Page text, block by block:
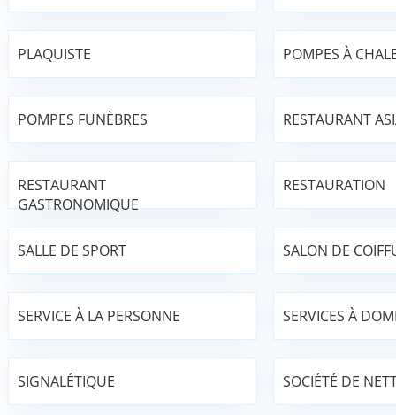
PLAQUISTE POMPES À
POMPES FUNÈBRES RESTAURANT
RESTAURANT
GASTRONOMIQUE
RESTAURATION
SALLE DE SPORT SALON DE
SERVICE À LA PERSONNE SERVICES À
SIGNALÉTIQUE SOCIÉTÉ DE